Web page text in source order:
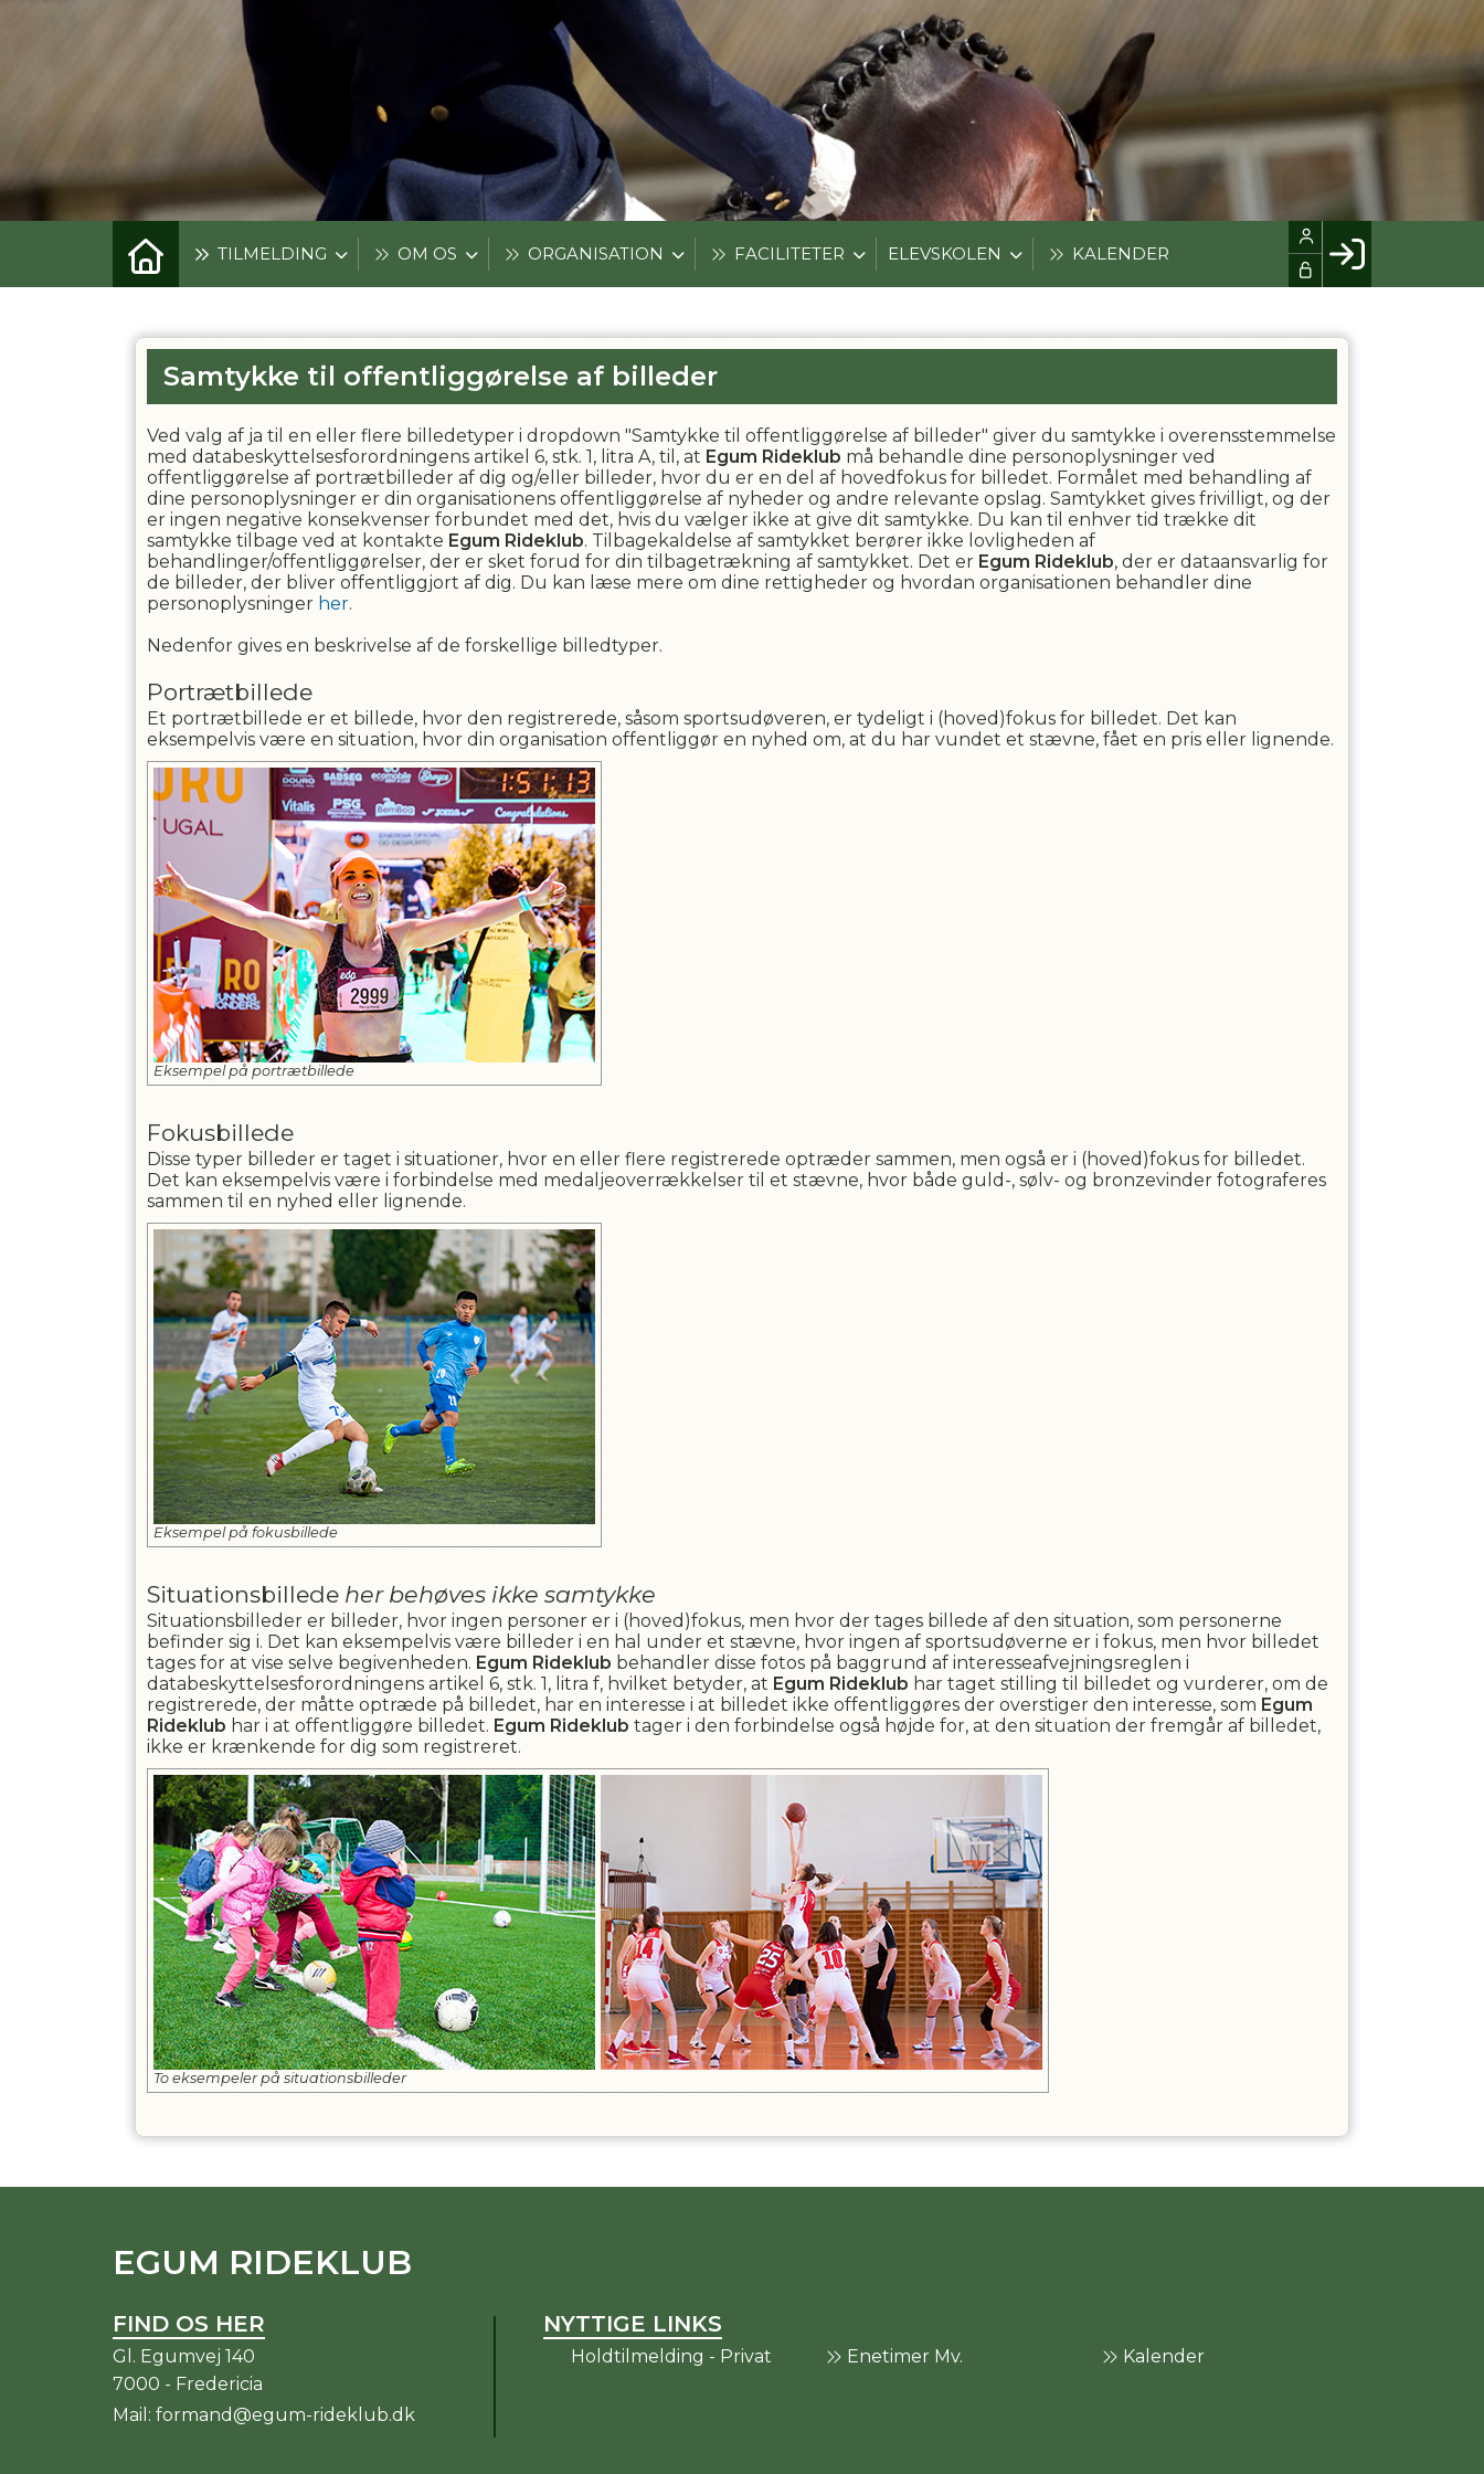
TILMELDING OM OS ORGANISATION FACILITETER ELEVSKOLEN KALENDER
Samtykke til offentliggørelse af billeder
Ved valg af ja til en eller flere billedetyper i dropdown "Samtykke til offentliggørelse af billeder" giver du samtykke i overensstemmelse
med databeskyttelsesforordningens artikel 6, stk. 1, litra A, til, at Egum Rideklub må behandle dine personoplysninger ved
offentliggørelse af portrætbilleder af dig og/eller billeder, hvor du er en del af hovedfokus for billedet. Formålet med behandling af
dine personoplysninger er din organisationens offentliggørelse af nyheder og andre relevante opslag. Samtykket gives frivilligt, og der
er ingen negative konsekvenser forbundet med det, hvis du vælger ikke at give dit samtykke. Du kan til enhver tid trække dit
samtykke tilbage ved at kontakte Egum Rideklub. Tilbagekaldelse af samtykket berører ikke lovligheden af
behandlinger/offentliggørelser, der er sket forud for din tilbagetrækning af samtykket. Det er Egum Rideklub, der er dataansvarlig for
de billeder, der bliver offentliggjort af dig. Du kan læse mere om dine rettigheder og hvordan organisationen behandler dine
personoplysninger her.
Nedenfor gives en beskrivelse af de forskellige billedtyper.
Portrætbillede
Et portrætbillede er et billede, hvor den registrerede, såsom sportsudøveren, er tydeligt i (hoved)fokus for billedet. Det kan
eksempelvis være en situation, hvor din organisation offentliggør en nyhed om, at du har vundet et stævne, fået en pris eller lignende.
Eksempel på portrætbillede
Fokusbillede
Disse typer billeder er taget i situationer, hvor en eller flere registrerede optræder sammen, men også er i (hoved)fokus for billedet.
Det kan eksempelvis være i forbindelse med medaljeoverrækkelser til et stævne, hvor både guld-, sølv- og bronzevinder fotograferes
sammen til en nyhed eller lignende.
Eksempel på fokusbillede
Situationsbillede her behøves ikke samtykke
Situationsbilleder er billeder, hvor ingen personer er i (hoved)fokus, men hvor der tages billede af den situation, som personerne
befinder sig i. Det kan eksempelvis være billeder i en hal under et stævne, hvor ingen af sportsudøverne er i fokus, men hvor billedet
tages for at vise selve begivenheden. Egum Rideklub behandler disse fotos på baggrund af interesseafvejningsreglen i
databeskyttelsesforordningens artikel 6, stk. 1, litra f, hvilket betyder, at Egum Rideklub har taget stilling til billedet og vurderer, om de
registrerede, der måtte optræde på billedet, har en interesse i at billedet ikke offentliggøres der overstiger den interesse, som Egum
Rideklub har i at offentliggøre billedet. Egum Rideklub tager i den forbindelse også højde for, at den situation der fremgår af billedet,
ikke er krænkende for dig som registreret.
To eksempeler på situationsbilleder
EGUM RIDEKLUB
FIND OS HER
Gl. Egumvej 140
7000 - Fredericia
Mail: formand@egum-rideklub.dk
NYTTIGE LINKS
Holdtilmelding - Privat Enetimer Mv. Kalender